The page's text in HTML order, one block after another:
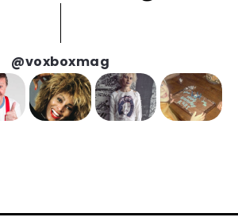
@voxboxmag